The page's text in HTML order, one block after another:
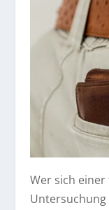
Wer sich